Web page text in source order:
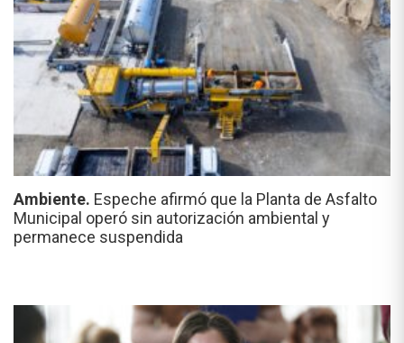
Ambiente. Espeche afirmó que la Planta de Asfalto
Municipal operó sin autorización ambiental y
permanece suspendida